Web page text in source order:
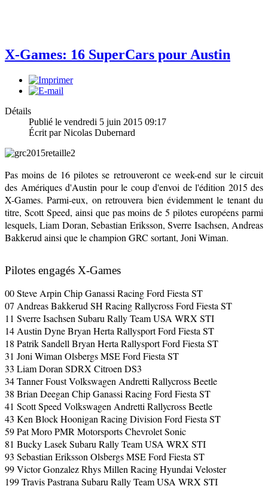
X-Games: 16 SuperCars pour Austin
Détails
Publié le vendredi 5 juin 2015 09:17
Écrit par Nicolas Dubernard
Pas moins de 16 pilotes se retrouveront ce week-end sur le circuit
des Amériques d'Austin pour le coup d'envoi de l'édition 2015 des
X-Games. Parmi-eux, on retrouvera bien évidemment le tenant du
titre, Scott Speed, ainsi que pas moins de 5 pilotes européens parmi
lesquels, Liam Doran, Sebastian Eriksson, Sverre Isachsen, Andreas
Bakkerud ainsi que le champion GRC sortant, Joni Wiman.
Pilotes engagés X-Games
00 Steve Arpin Chip Ganassi Racing Ford Fiesta ST
07 Andreas Bakkerud SH Racing Rallycross Ford Fiesta ST
11 Sverre Isachsen Subaru Rally Team USA WRX STI
14 Austin Dyne Bryan Herta Rallysport Ford Fiesta ST
18 Patrik Sandell Bryan Herta Rallysport Ford Fiesta ST
31 Joni Wiman Olsbergs MSE Ford Fiesta ST
33 Liam Doran SDRX Citroen DS3
34 Tanner Foust Volkswagen Andretti Rallycross Beetle
38 Brian Deegan Chip Ganassi Racing Ford Fiesta ST
41 Scott Speed Volkswagen Andretti Rallycross Beetle
43 Ken Block Hoonigan Racing Division Ford Fiesta ST
59 Pat Moro PMR Motorsports Chevrolet Sonic
81 Bucky Lasek Subaru Rally Team USA WRX STI
93 Sebastian Eriksson Olsbergs MSE Ford Fiesta ST
99 Victor Gonzalez Rhys Millen Racing Hyundai Veloster
199 Travis Pastrana Subaru Rally Team USA WRX STI